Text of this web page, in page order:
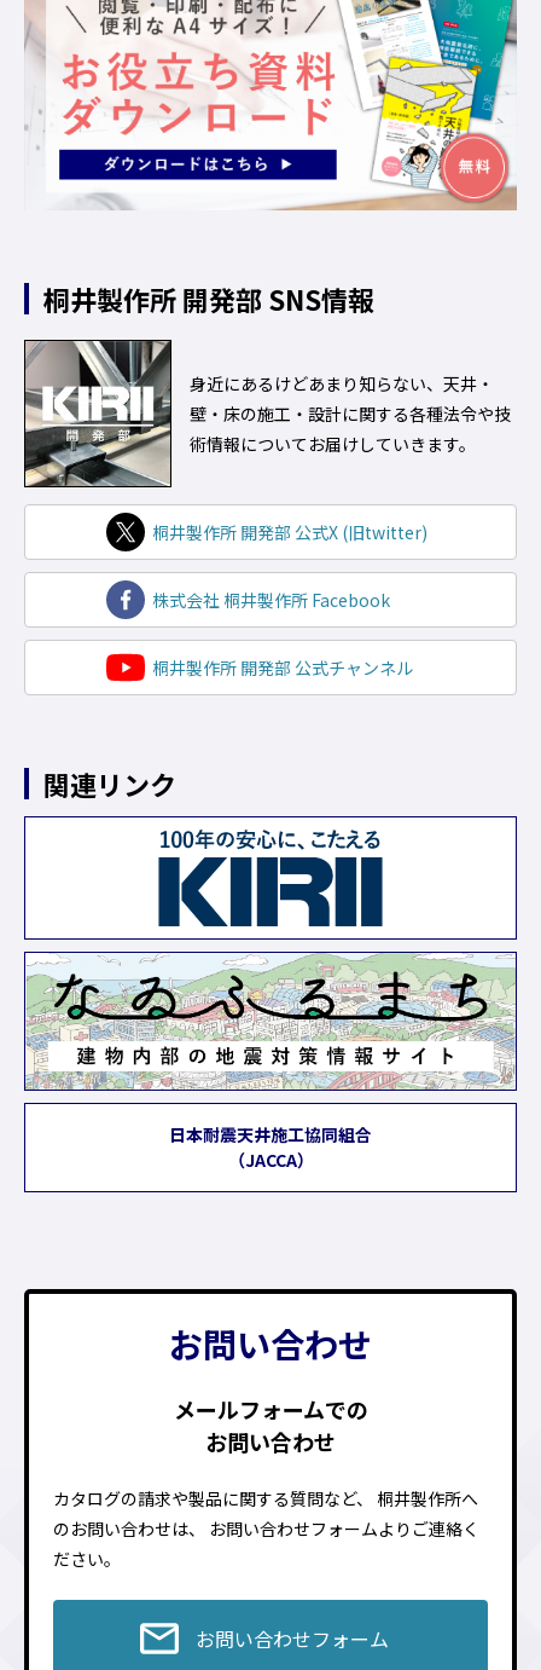
桐井製作所開発部 SNS情報
身近にあるけどあまり知らない、天井・
壁・床の施工・設計に関する各種法令や技
術情報についてお届けしていきます。
桐井製作所 開発部 公式X (旧twitter)
株式会社 桐井製作所 Facebook
桐井製作所 開発部 公式チャンネル
関連リンク
日本耐震天井施工協同組合
（JACCA）
お問い合わせ
メールフォームでの
お問い合わせ
カタログの請求や製品に関する質問など、
桐井製作所へ
のお問い合わせは、
お問い合わせフォームよりご連絡く
ださい。
お問い合わせフォーム